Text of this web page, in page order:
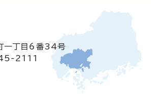
一丁目6番34号
2111